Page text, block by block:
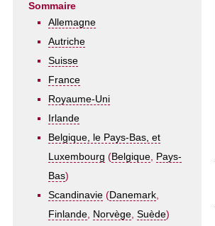
Sommaire
Allemagne
Autriche
Suisse
France
Royaume-Uni
Irlande
Belgique, le Pays-Bas, et
Luxembourg (Belgique, Pays-
Bas)
Scandinavie (Danemark,
Finlande, Norvège, Suède)